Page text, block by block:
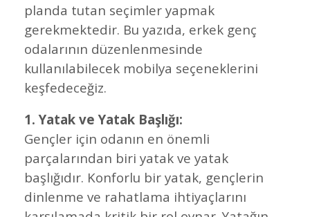
planda tutan seçimler yapmak
gerekmektedir. Bu yazıda, erkek genç
odalarının düzenlenmesinde
kullanılabilecek mobilya seçeneklerini
keşfedeceğiz.
1. Yatak ve Yatak Başlığı:
Gençler için odanın en önemli
parçalarından biri yatak ve yatak
başlığıdır. Konforlu bir yatak, gençlerin
dinlenme ve rahatlama ihtiyaçlarını